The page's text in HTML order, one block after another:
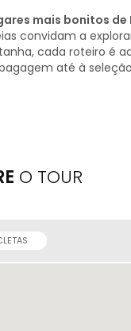
mais bonitos
convidam a
cada roteiro é
até à
O TOUR